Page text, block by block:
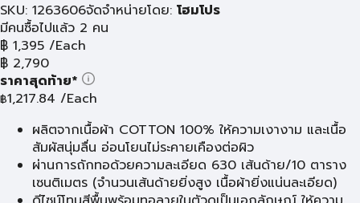
SKU: 1263606จัดจำหน่ายโดย: โฮมโปร
มีคนซื้อไปแล้ว 2 คน
฿ 1,395 /Each
฿ 2,790
ราคาสุดท้าย*
฿1,217.84 /Each
ผลิตจากเนื้อผ้า COTTON 100% ให้ความเงางาม และเนื้อ
สัมผัสนุ่มลื่น อ่อนโยนไม่ระคายเคืองต่อผิว
ผ่านการถักทอด้วยความละเอียด 630 เส้นด้าย/10 ตาราง
เซนติเมตร (จำนวนเส้นด้ายยิ่งสูง เนื้อผ้ายิ่งแน่นละเอียด)